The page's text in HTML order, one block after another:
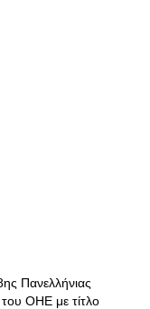
Πανελλήνιας
ΟΗΕ με τίτλο